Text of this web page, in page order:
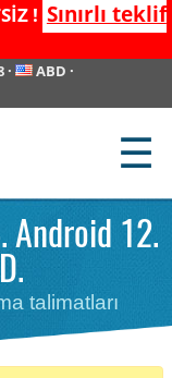
! Sınırlı teklif
· ABD ·
☰
Android 12.
talimatları